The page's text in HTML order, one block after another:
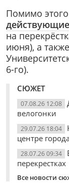
Помимо
действующие
на
июня), а
6-го).
СЮЖЕТ
07.08.26 12:08
велогонки
29.07.26 18:04
центре
28.07.26 09:34
перекрестках
Все новости